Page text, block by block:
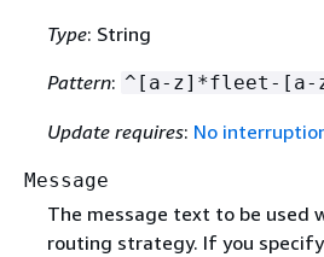
Type: String
Pattern: ^[a-z]*fleet-[a-
Update requires: No
Message
The message text to be used
routing strategy. If you specify